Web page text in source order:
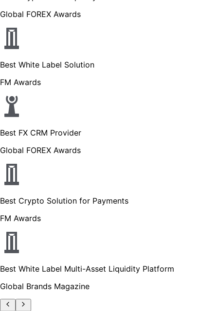
Global FOREX Awards
Best White Label Solution
FM Awards
Best FX CRM Provider
Global FOREX Awards
Best Crypto Solution for Payments
FM Awards
Best White Label Multi-Asset Liquidity Platform
Global Brands Magazine